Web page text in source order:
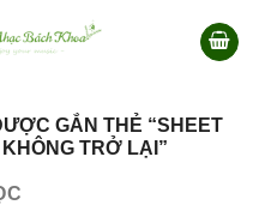
GẮN THẺ “SHEET
TRỞ LẠI”